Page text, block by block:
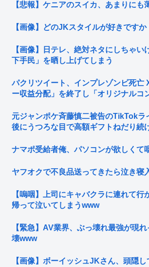
【悲報】ケニアのスイカ、あまりにも
【画像】どのJKスタイルが好きですか
【画像】日テレ、絶対ネタにしちゃい
下手民」を晒し上げてしまう
パクリツイート、インプレゾンビ死亡
ー収益分配」を終了し「オリジナルコ
元ジャンポケ斉藤慎二被告のTikTokラ
後にうつろな目で高額ギフトねだり続
ナマポ受給者俺、パソコンが欲しくて
ヤフオクで不良品送ってきたら泣き寝
【嗚咽】上司にキャバクラに連れて行
帰って泣いてしまうwww
【緊急】AV業界、ぶっ壊れ最強が現
壊www
【画像】ボーイッシュJKさん、頭隠